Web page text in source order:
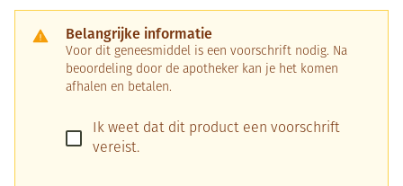
Belangrijke informatie
Voor dit geneesmiddel is een voorschrift nodig. Na
beoordeling door de apotheker kan je het komen
afhalen en betalen.
Ik weet dat dit product een voorschrift
vereist.